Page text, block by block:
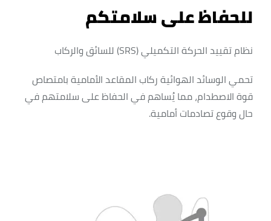
للحفاظ على سلامتكم
نظام تقييد الحركة التكميلي (SRS) للسائق والركاب
تحمي الوسائد الهوائية ركاب المقاعد الأمامية بامتصاص
قوة الاصطدام، مما يُساهم في الحفاظ على سلامتهم في
حال وقوع تصادمات أمامية.